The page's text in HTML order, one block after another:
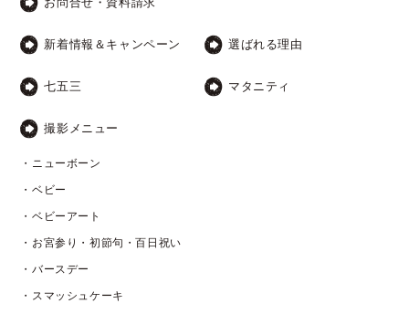
新着情報＆キャンペーン 選ばれる理由
七五三 マタニティ
撮影メニュー
・ニューボーン
・ベビー
・ベビーアート
・お宮参り・初節句・百日祝い
・バースデー
・スマッシュケーキ